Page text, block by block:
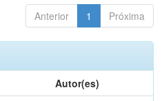
Anterior 1 Próxima
Autor(es)